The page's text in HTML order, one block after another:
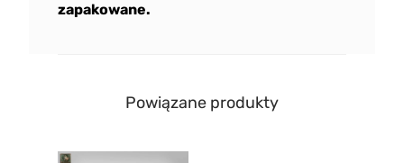
zapakowane.
Powiązane produkty